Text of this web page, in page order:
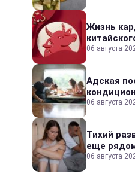
Жизнь
06 августа
Адская
06 августа
Тихий
еще
06 августа